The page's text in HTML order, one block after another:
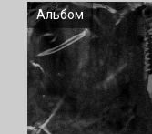
Альбом